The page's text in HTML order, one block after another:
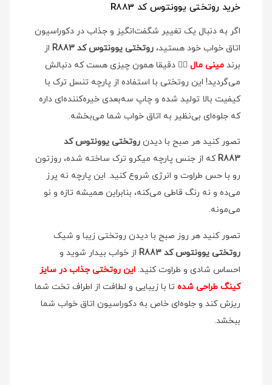
خرید روتختی یوونتوس کد R883
اگر به دنبال یک تغییر شگفت‌انگیز و جذاب در دکوراسیون
اتاق خواب خود هستید، روتختی یوونتوس کد R883
از
برند مینی مال 👉🏻 دقیقا همون چیزی هست که دنبالش
می‌گردید! این روتختی با استفاده از پارچه تنسل ترک با
کیفیت بالا تولید شده و چاپ سه‌بعدی خیره‌کننده‌ای داره
که جلوه‌ای بی‌نظیر به اتاق خواب شما می‌بخشه.
تصور کنید هر صبح با دیدن روتختی یوونتوس کد
R883 که از جنس پارچه میکرو ترک ساخته شده، روزتون
رو با حس طراوت و انرژی شروع کنید. این پارچه نه پرز
می‌ده و نه رنگ قاطی می‌کنه، بنابراین همیشه تازه و نو
می‌مونه.
تصور کنید هر روز صبح با دیدن روتختی زیبا و شیک
روتختی یوونتوس کد R883
از خواب بیدار شوید و
احساس شادی و طراوت کنید. این روتختی جذاب در سایز
کینگ طراحی شده تا با زیبایی و لطافت از اطراف تخت شما
ریزش کند و جلوه‌ای خاص به دکوراسیون اتاق خواب شما
ببخشد.